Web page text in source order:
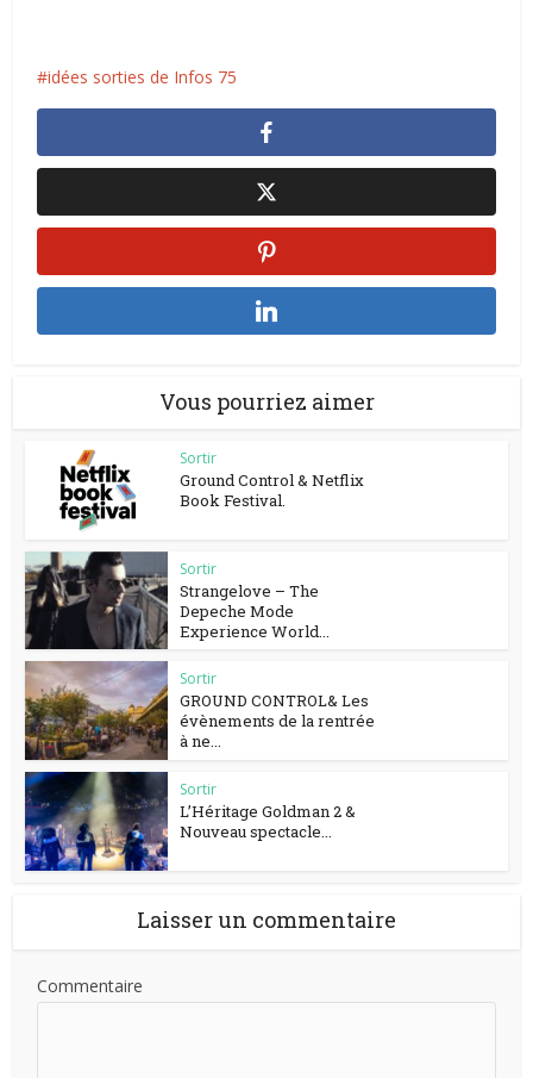
idées sorties de Infos 75
Vous pourriez aimer
Sortir
Ground Control & Netflix
Book Festival.
Sortir
Strangelove – The
Depeche Mode
Experience World...
Sortir
GROUND CONTROL& Les
évènements de la rentrée
à ne...
Sortir
L’Héritage Goldman 2 &
Nouveau spectacle...
Laisser un commentaire
Commentaire